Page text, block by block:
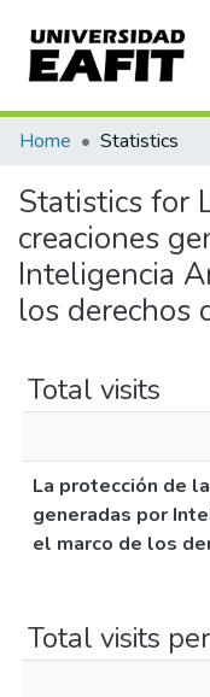
Communities &
All of DSpace
Home Statistics
Statistics for
creaciones
Inteligencia
los derechos
Total visits
La protección de
generadas por
el marco de los
Total visits